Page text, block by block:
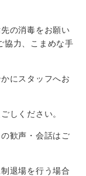
の消毒をお願い
協⼒、こまめな⼿
にスタッフへお
しください。
歓声・会話はご
退場を⾏う場合